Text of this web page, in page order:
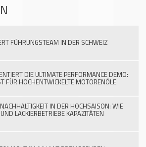
FÜHRUNGSTEAM IN DER SCHWEIZ
DIE ULTIMATE PERFORMANCE DEMO:
FÜR HOCHENTWICKELTE MOTORENÖLE
IN DER HOCHSAISON: WIE
LACKIERBETRIEBE KAPAZITÄTEN